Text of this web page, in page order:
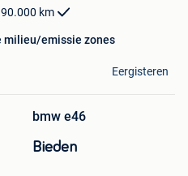
km
milieu/emissie zones
Eergisteren
bmw e46
Bieden